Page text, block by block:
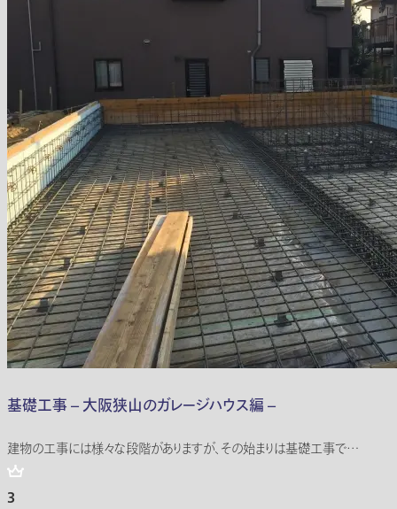
基礎工事 – 大阪狭山のガレージハウス編 –
建物の工事には様々な段階がありますが、その始まりは基礎工事で…
3